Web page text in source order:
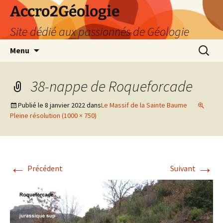
Accro2Géologie
Site dédié aux passionnés de Géologie
Menu
38-nappe de Roqueforcade
Publié le 8 janvier 2022dansLe Massif de la Sainte Baume
Pleine résolution (1000 × 750)
← Précédent Suivant →